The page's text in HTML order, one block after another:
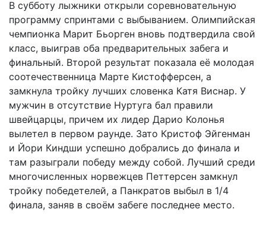
В субботу лыжники открыли соревновательную
программу спринтами с выбыванием. Олимпийская
чемпионка Марит Бьорген вновь подтвердила свой
класс, выиграв оба предварительных забега и
финальный. Второй результат показала её молодая
соотечественница Марте Кистофферсен, а
замкнула тройку лучших словенка Катя Виснар. У
мужчин в отсутствие Нуртуга бал правили
швейцарцы, причем их лидер Дарио Колонья
вылетел в первом раунде. Зато Кристоф Эйгенман
и Йори Киндши успешно добрались до финала и
там разыграли победу между собой. Лучший среди
многочисленных норвежцев Петтерсен замкнул
тройку победетелей, а Панкратов выбыл в 1/4
финала, заняв в своём забеге последнее место.